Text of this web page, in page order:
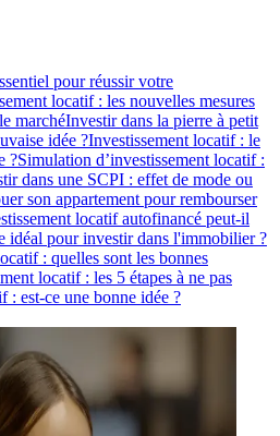
pour réussir votre
locatif : les nouvelles mesures
marchéInvestir dans la pierre à petit
idée ?Investissement locatif : le
?Simulation d’investissement locatif :
dans une SCPI : effet de mode ou
son appartement pour rembourser
locatif autofinancé peut-il
idéal pour investir dans l'immobilier ?
: quelles sont les bonnes
locatif : les 5 étapes à ne pas
: est-ce une bonne idée ?